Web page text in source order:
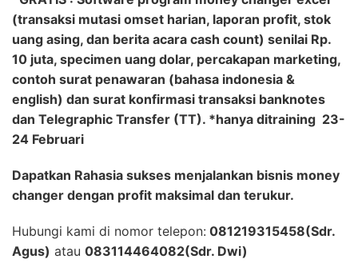
(transaksi mutasi omset harian, laporan profit, stok
uang asing, dan berita acara cash count) senilai Rp.
10 juta, specimen uang dolar, percakapan marketing,
contoh surat penawaran (bahasa indonesia &
english) dan surat konfirmasi transaksi banknotes
dan Telegraphic Transfer (TT). *hanya ditraining 23-
24 Februari
Dapatkan Rahasia sukses menjalankan bisnis money
changer dengan profit maksimal dan terukur.
Hubungi kami di nomor telepon: 081219315458(Sdr.
Agus) atau 083114464082(Sdr. Dwi)